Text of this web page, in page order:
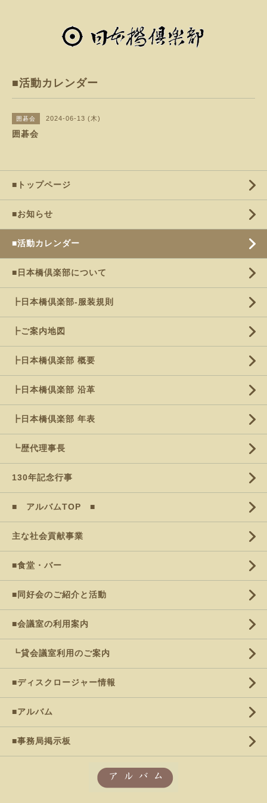
■活動カレンダー
囲碁会 2024-06-13 (木)
囲碁会
■トップページ
■お知らせ
■活動カレンダー
■日本橋倶楽部について
┣日本橋倶楽部-服装規則
┣ご案内地図
┣日本橋倶楽部 概要
┣日本橋倶楽部 沿革
┣日本橋倶楽部 年表
┗歴代理事長
130年記念行事
■ アルバムTOP ■
主な社会貢献事業
■食堂・バー
■同好会のご紹介と活動
■会議室の利用案内
┗貸会議室利用のご案内
■ディスクロージャー情報
■アルバム
■事務局掲示板